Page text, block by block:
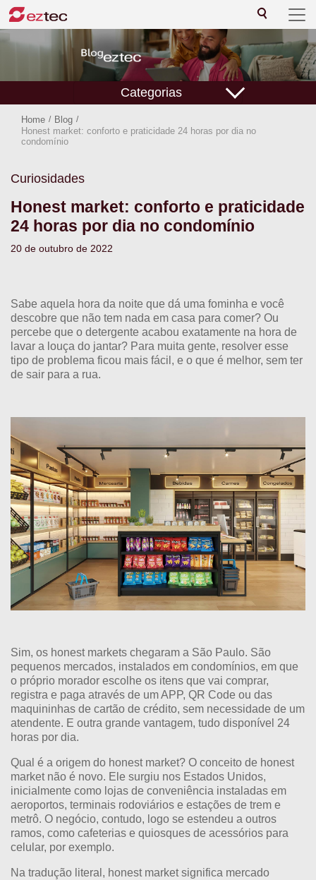
Categorias
Home / Blog /
Honest market: conforto e praticidade 24 horas por dia no
condomínio
Curiosidades
Honest market: conforto e praticidade
24 horas por dia no condomínio
20 de outubro de 2022
Sabe aquela hora da noite que dá uma fominha e você
descobre que não tem nada em casa para comer? Ou
percebe que o detergente acabou exatamente na hora de
lavar a louça do jantar? Para muita gente, resolver esse
tipo de problema ficou mais fácil, e o que é melhor, sem ter
de sair para a rua.
Sim, os honest markets chegaram a São Paulo. São
pequenos mercados, instalados em condomínios, em que
o próprio morador escolhe os itens que vai comprar,
registra e paga através de um APP, QR Code ou das
maquininhas de cartão de crédito, sem necessidade de um
atendente. E outra grande vantagem, tudo disponível 24
horas por dia.
Qual é a origem do honest market? O conceito de honest
market não é novo. Ele surgiu nos Estados Unidos,
inicialmente como lojas de conveniência instaladas em
aeroportos, terminais rodoviários e estações de trem e
metrô. O negócio, contudo, logo se estendeu a outros
ramos, como cafeterias e quiosques de acessórios para
celular, por exemplo.
Na tradução literal, honest market significa mercado